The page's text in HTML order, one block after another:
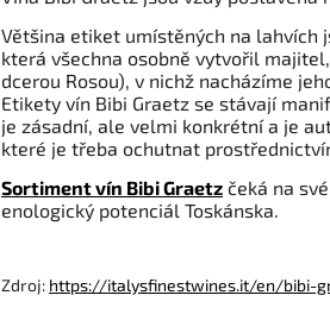
Většina etiket umístěných na lahvích
která všechna osobně vytvořil
dcerou Rosou), v nichž nacházíme
Etikety vín Bibi Graetz se stávají
je zásadní, ale velmi konkrétní a je
které je třeba ochutnat
Sortiment vín Bibi Graetz čeká na
enologický potenciál Toskánska.
Zdroj: https://italysfinestwines.it/en/bibi-